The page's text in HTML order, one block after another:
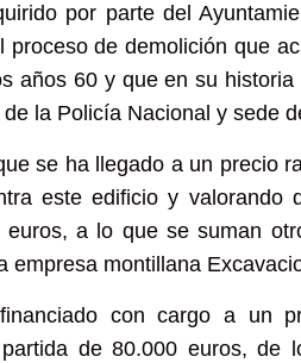
por parte del
de demolición que
años 60 y que en su
la Policía Nacional y sede
se ha llegado a un precio
este edificio y valorando
a lo que se suman
empresa montillana
con cargo a un
de 80.000 euros, de